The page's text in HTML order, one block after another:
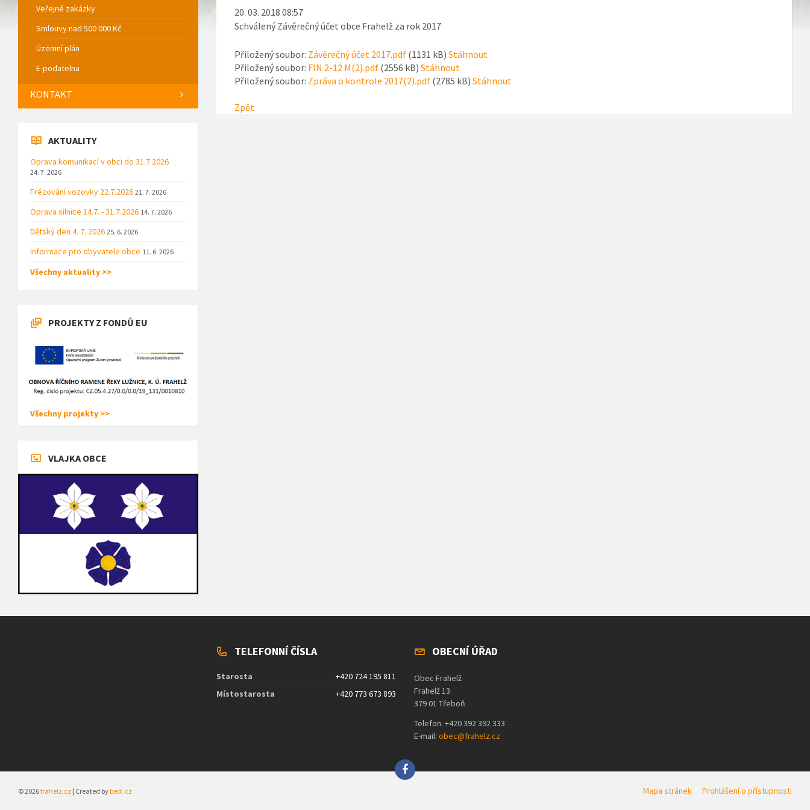
20. 03. 2018 08:57
Schválený Závěrečný účet obce Frahelž za rok 2017
Přiložený soubor: Závěrečný účet 2017.pdf(1131 kB) Stáhnout
Přiložený soubor: FIN 2-12 M(2).pdf(2556 kB) Stáhnout
Přiložený soubor: Zpráva o kontrole 2017(2).pdf(2785 kB) Stáhnout
Zpět
Veřejné zakázky
Smlouvy nad 500 000 Kč
Územní plán
E-podatelna
KONTAKT
AKTUALITY
Oprava komunikací v obci do 31.7.2026
24. 7. 2026
Frézování vozovky 22.7.2026 21. 7. 2026
Oprava silnice 14.7. - 31.7.2026 14. 7. 2026
Dětský den 4. 7. 2026 25. 6. 2026
Informace pro obyvatele obce 11. 6. 2026
Všechny aktuality >>
PROJEKTY Z FONDŮ EU
Všechny projekty >>
VLAJKA OBCE
TELEFONNÍ ČÍSLA
Starosta
+420 724 195 811
Místostarosta
+420 773 673 893
OBECNÍ ÚŘAD
Obec Frahelž
Frahelž 13
379 01 Třeboň
Telefon: +420 392 392 333
E-mail: obec@frahelz.cz
Mapa stránek Prohlášení o přístupnosti
© 2026frahelz.cz | Created bybedi.cz